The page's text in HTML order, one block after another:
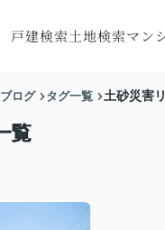
戸建検索
沿線から探す
地図から探す
土地検索
沿線から探す
マン
沿
ブログ タグ一覧 土砂災害
覧